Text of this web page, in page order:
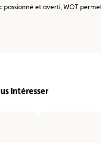
et averti, WOT
intéresser